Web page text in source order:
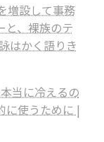
増設して事務
と、裸族のテ
はかく語りき
当に冷えるの
に使うために |